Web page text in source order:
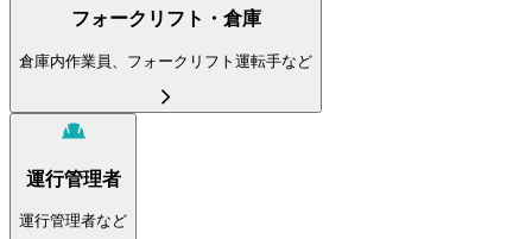
フォークリフト・倉庫
倉庫内作業員、フォークリフト運転手など
運行管理者
運行管理者など